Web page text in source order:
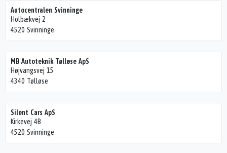
Autocentralen Svinninge
Holbækvej 2
4520 Svinninge
MB Autoteknik Tølløse ApS
Højvangsvej 15
4340 Tølløse
Silent Cars ApS
Kirkevej 4B
4520 Svinninge